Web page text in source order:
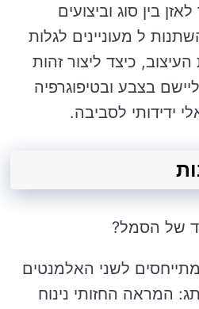
בין סוג וביצועים
ל מעוניינים לגלות
כיצד ליצור זהות
בצבע ובטיפוגרפיה
ידידותי לסביבה.
של הסמל?
מתייחסים לשני האלמנטים
המראה החזותי נינוח